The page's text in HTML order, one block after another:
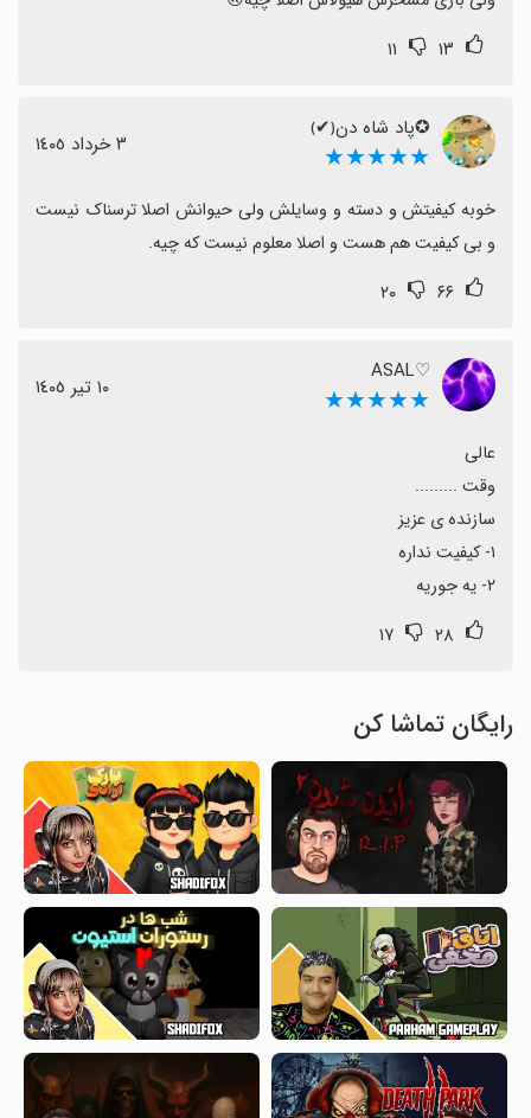
۱۳ ۱۱
✪پاد شاه دن﴿✔﴾
★★★★★ ٣ خرداد ١٤٠٥
و بی کیفیت هم هست و اصلا معلوم نیست که چیه.
۶۶ ۲۰
♡ASAL
★★★★★ ١٠ تیر ١٤٠٥
۲- یه جوریه
۲۸ ۱۷
رایگان تماشا کن